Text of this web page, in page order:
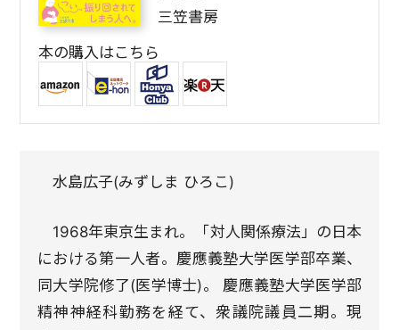
三笠書房
本の購入はこちら
水島広子(みずしま ひろこ)
1968年東京生まれ。「対人関係療法」の日本
における第一人者。慶應義塾大学医学部卒業、
同大学院修了(医学博士)。 慶應義塾大学医学部
精神神経科勤務を経て、衆議院議員二期。現